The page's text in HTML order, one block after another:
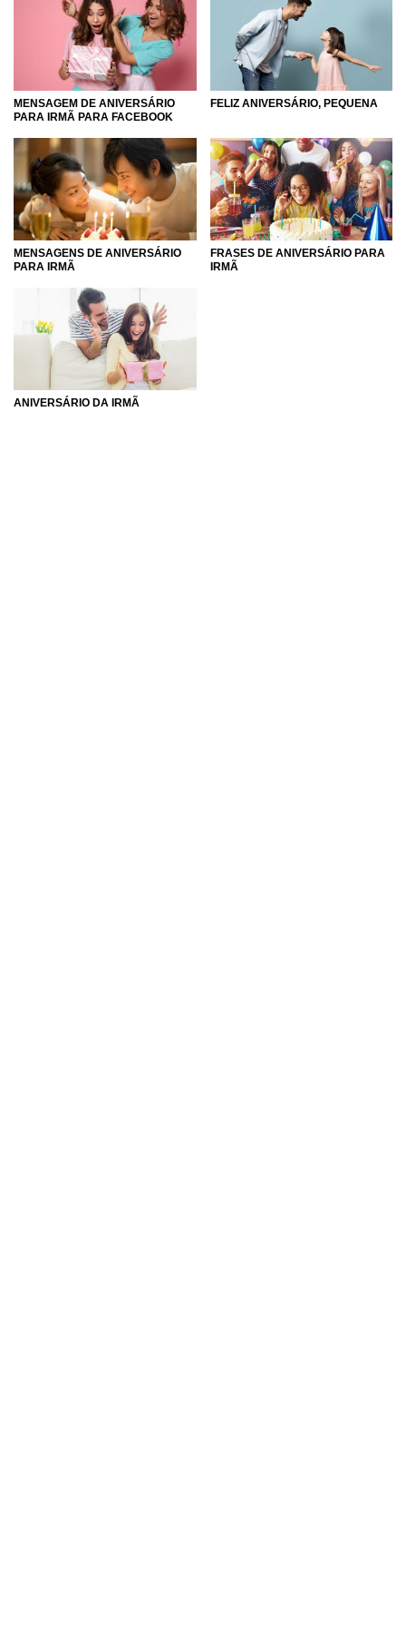
que estamos fugindo dos pais.
Por isso, acomode-se, pegue o papel e a caneta, ou abra o
bloco de notas, se preferir, e inspire-se para criar o texto de
parabéns mais incrível de todos e eu tenho certeza de que
a sua irmã vai amar!
MENSAGEM DE ANIVERSÁRIO
PARA IRMÃ PARA FACEBOOK
FELIZ ANIVERSÁRIO, PEQUENA
MENSAGENS DE ANIVERSÁRIO
PARA IRMÃ
FRASES DE ANIVERSÁRIO PARA
IRMÃ
ANIVERSÁRIO DA IRMÃ